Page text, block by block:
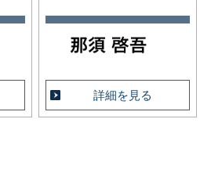
詳細を見る